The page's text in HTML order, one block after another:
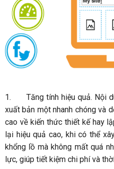
1. Tăng tính hiệu quả. Nội
xuất bản một nhanh chóng và
cao về kiến thức thiết kế hay
lại hiệu quả cao, khi có thể
khổng lồ mà không mất quá
lực, giúp tiết kiệm chi phí và